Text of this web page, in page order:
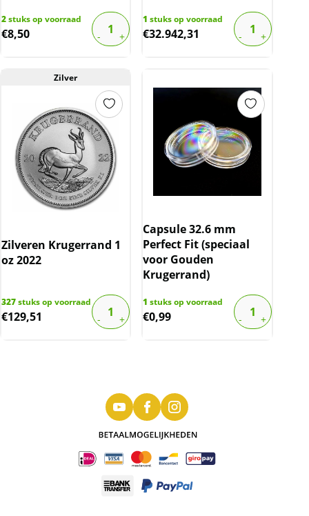
2stuks op voorraad
€8,50
1 stuks op voorraad
€32.942,31
Zilver
Zilveren Krugerrand 1
oz 2022
327stuks op voorraad
€129,51
Capsule 32.6 mm
Perfect Fit (speciaal
voor Gouden
Krugerrand)
1 stuks op voorraad
€0,99